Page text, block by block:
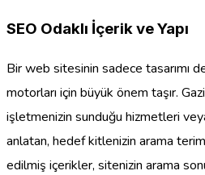
SEO Odaklı İçerik ve Yapı
Bir web sitesinin sadece tasarımı
motorları için büyük önem taşır.
işletmenizin sunduğu hizmetleri
anlatan, hedef kitlenizin arama
edilmiş içerikler, sitenizin arama